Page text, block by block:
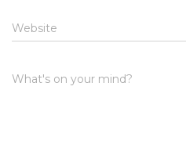
Website
What's on your mind?